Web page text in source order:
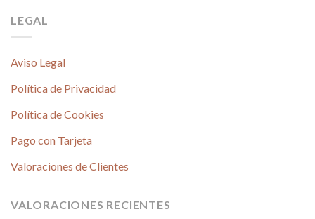
LEGAL
Aviso Legal
Política de Privacidad
Política de Cookies
Pago con Tarjeta
Valoraciones de Clientes
VALORACIONES RECIENTES